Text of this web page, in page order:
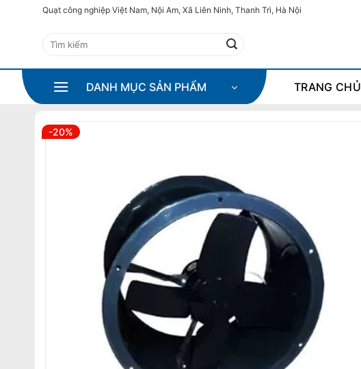
Quạt công nghiệp Việt Nam, Nội Am, Xã Liên Ninh, Thanh Trì, Hà Nội
Tìm
DANH MỤC SẢN PHẨM TRANG CHỦ
-20%